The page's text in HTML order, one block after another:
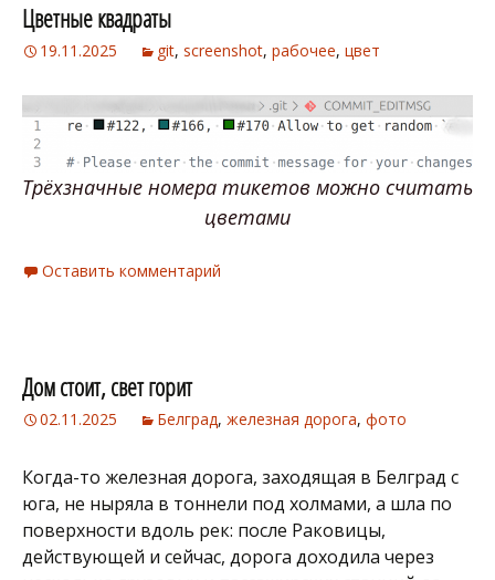
Цветные квадраты
19.11.2025 git, screenshot, рабочее, цвет
Трёхзначные номера тикетов можно считать
цветами
Оставить комментарий
Дом стоит, свет горит
02.11.2025 Белград, железная дорога, фото
Когда-то железная дорога, заходящая в Белград с
юга, не ныряла в тоннели под холмами, а шла по
поверхности вдоль рек: после Раковицы,
действующей и сейчас, дорога доходила через